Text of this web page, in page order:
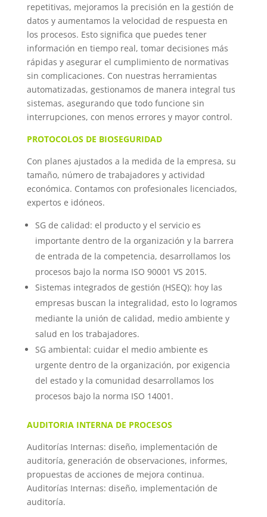
repetitivas, mejoramos la precisión en la gestión de
datos y aumentamos la velocidad de respuesta en
los procesos. Esto significa que puedes tener
información en tiempo real, tomar decisiones más
rápidas y asegurar el cumplimiento de normativas
sin complicaciones. Con nuestras herramientas
automatizadas, gestionamos de manera integral tus
sistemas, asegurando que todo funcione sin
interrupciones, con menos errores y mayor control.
PROTOCOLOS DE BIOSEGURIDAD
Con planes ajustados a la medida de la empresa, su
tamaño, número de trabajadores y actividad
económica. Contamos con profesionales licenciados,
expertos e idóneos.
SG de calidad: el producto y el servicio es
importante dentro de la organización y la barrera
de entrada de la competencia, desarrollamos los
procesos bajo la norma ISO 90001 VS 2015.
Sistemas integrados de gestión (HSEQ): hoy las
empresas buscan la integralidad, esto lo logramos
mediante la unión de calidad, medio ambiente y
salud en los trabajadores.
SG ambiental: cuidar el medio ambiente es
urgente dentro de la organización, por exigencia
del estado y la comunidad desarrollamos los
procesos bajo la norma ISO 14001.
AUDITORIA INTERNA DE PROCESOS
Auditorías Internas: diseño, implementación de
auditoría, generación de observaciones, informes,
propuestas de acciones de mejora continua.
Auditorías Internas: diseño, implementación de
auditoría.